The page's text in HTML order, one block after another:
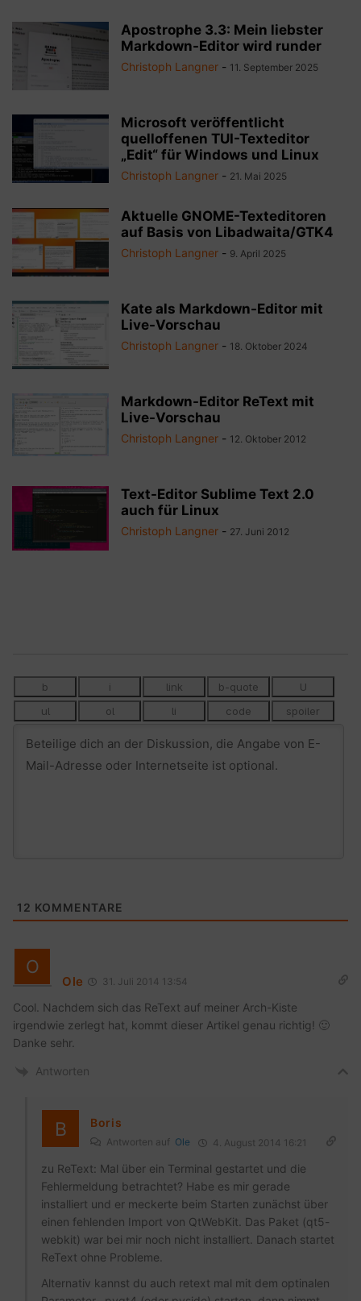
Apostrophe 3.3: Mein liebster
Markdown-Editor wird runder
Christoph Langner - 11. September 2025
Microsoft veröffentlicht
quelloffenen TUI-Texteditor
„Edit“ für Windows und Linux
Christoph Langner - 21. Mai 2025
Aktuelle GNOME-Texteditoren
auf Basis von Libadwaita/GTK4
Christoph Langner - 9. April 2025
Kate als Markdown-Editor mit
Live-Vorschau
Christoph Langner - 18. Oktober 2024
Markdown-Editor ReText mit
Live-Vorschau
Christoph Langner - 12. Oktober 2012
Text-Editor Sublime Text 2.0
auch für Linux
Christoph Langner - 27. Juni 2012
12 KOMMENTARE
Ole 31. Juli 2014 13:54
Cool. Nachdem sich das ReText auf meiner Arch-Kiste
irgendwie zerlegt hat, kommt dieser Artikel genau richtig! 🙂
Danke sehr.
Antworten
Boris
Antworten auf Ole 4. August 2014 16:21
zu ReText: Mal über ein Terminal gestartet und die
Fehlermeldung betrachtet? Habe es mir gerade
installiert und er meckerte beim Starten zunächst über
einen fehlenden Import von QtWebKit. Das Paket (qt5-
webkit) war bei mir noch nicht installiert. Danach startet
ReText ohne Probleme.
Alternativ kannst du auch retext mal mit dem optinalen